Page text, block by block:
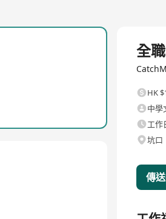
全
HK
中學
工作
坑口
傳